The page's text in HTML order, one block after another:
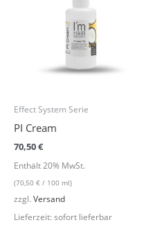
Effect System Serie
PI Cream
70,50€
Enthält 20% MwSt.
(70,50 € / 100 ml)
zzgl. Versand
Lieferzeit: sofort lieferbar